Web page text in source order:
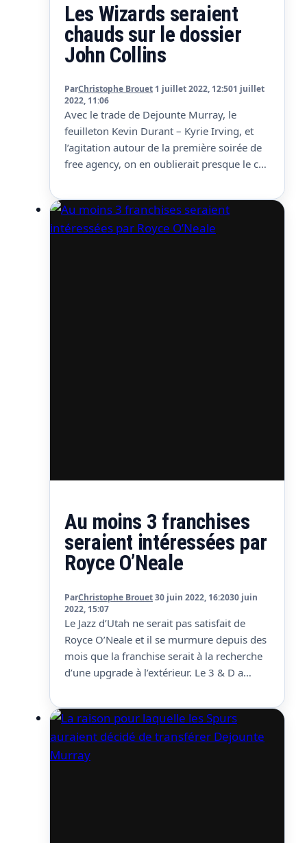
Les Wizards seraient
chauds sur le dossier
John Collins
ParChristophe Brouet 1 juillet 2022, 12:501 juillet
2022, 11:06
Avec le trade de Dejounte Murray, le
feuilleton Kevin Durant – Kyrie Irving, et
l’agitation autour de la première soirée de
free agency, on en oublierait presque le cas
son départ était imminent et inéluctable,
mais rien ne serait finalement aussi sûr. S’il
y aurait bien moins…
Au moins 3 franchises
seraient intéressées par
Royce O’Neale
ParChristophe Brouet30 juin 2022, 16:2030 juin
2022, 15:07
Le Jazz d’Utah ne serait pas satisfait de
Royce O’Neale et il se murmure depuis des
mois que la franchise serait à la recherche
d’une upgrade à l’extérieur. Le 3 & D a
côtés du terrain, clairement pas le genre de
titulaire d’une équipe qui veut le titre. De…